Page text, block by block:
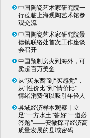
中国陶瓷艺术家研究院一
行莅临上海观陶艺术馆参
观交流
中国陶瓷艺术家研究院景
德镇联络处首次工作座谈
会召开
中国预制房火到海外，可
卖超百万美金
从“买东西”到“买感觉”，
从“性价比”到“情价比”——
情绪消费何以吸引年轻人
县域经济样本观察丨立
足“一方水土”答好“一道必
答题”——安徽探寻经济高
质量发展的县域密码